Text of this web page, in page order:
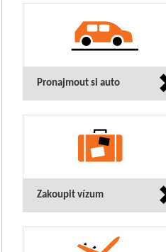
Pronajmout si auto
Zakoupit vízum